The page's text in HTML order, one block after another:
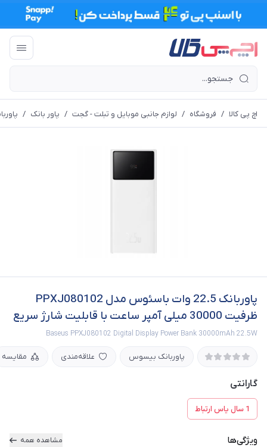
اچ پی کالا / فروشگاه / لوازم جانبی موبایل و تبلت - گجت / پاور بانک /
پاوربانک 22.5 وات باسئوس مدل PPXJ080102
ظرفیت 30000 میلی آمپر ساعت با قابلیت شارژ سریع
Baseus PPXJ080102 Digital Display Power Bank 30000mAh 22.5W
پاوربانک بیسوس علاقه‌مندی مقایسه
گارانتی
1 سال یاس ارتباط
ویژگی‌ها مشاهده همه